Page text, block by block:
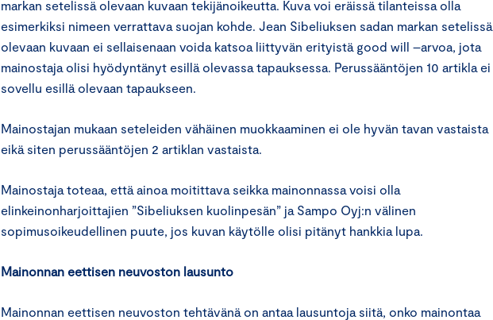
markan setelissä olevaan kuvaan tekijänoikeutta. Kuva voi eräissä tilanteissa olla
esimerkiksi nimeen verrattava suojan kohde. Jean Sibeliuksen sadan markan setelissä
olevaan kuvaan ei sellaisenaan voida katsoa liittyvän erityistä good will –arvoa, jota
mainostaja olisi hyödyntänyt esillä olevassa tapauksessa. Perussääntöjen 10 artikla ei
sovellu esillä olevaan tapaukseen.
Mainostajan mukaan seteleiden vähäinen muokkaaminen ei ole hyvän tavan vastaista
eikä siten perussääntöjen 2 artiklan vastaista.
Mainostaja toteaa, että ainoa moitittava seikka mainonnassa voisi olla
elinkeinonharjoittajien ”Sibeliuksen kuolinpesän” ja Sampo Oyj:n välinen
sopimusoikeudellinen puute, jos kuvan käytölle olisi pitänyt hankkia lupa.
Mainonnan eettisen neuvoston lausunto
Mainonnan eettisen neuvoston tehtävänä on antaa lausuntoja siitä, onko mainontaa